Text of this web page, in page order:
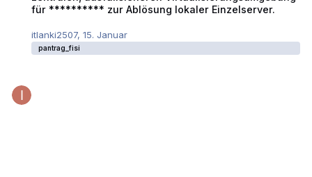
für ********** zur Ablösung lokaler Einzelserver.
itlanki2507, 15. Januar
pantrag_fisi